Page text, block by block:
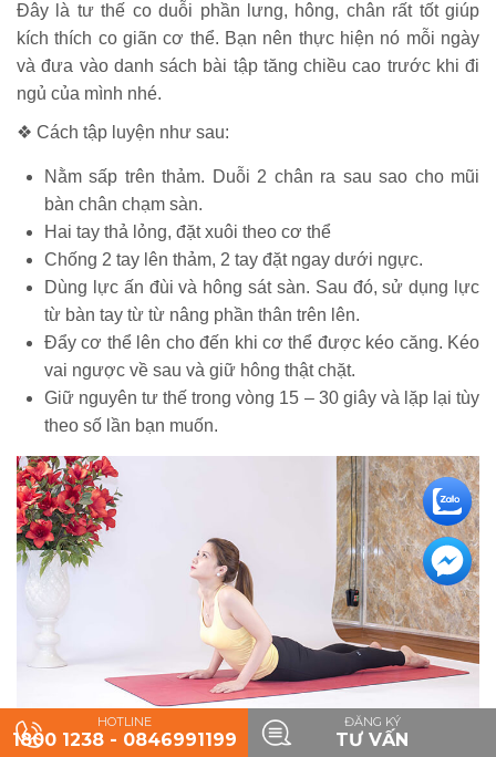
Đây là tư thế co duỗi phần lưng, hông, chân rất tốt giúp
kích thích co giãn cơ thể. Bạn nên thực hiện nó mỗi ngày
và đưa vào danh sách bài tập tăng chiều cao trước khi đi
ngủ của mình nhé.
❖ Cách tập luyện như sau:
Nằm sấp trên thảm. Duỗi 2 chân ra sau sao cho mũi
bàn chân chạm sàn.
Hai tay thả lỏng, đặt xuôi theo cơ thể
Chống 2 tay lên thảm, 2 tay đặt ngay dưới ngực.
Dùng lực ấn đùi và hông sát sàn. Sau đó, sử dụng lực
từ bàn tay từ từ nâng phần thân trên lên.
Đẩy cơ thể lên cho đến khi cơ thể được kéo căng. Kéo
vai ngược về sau và giữ hông thật chặt.
Giữ nguyên tư thế trong vòng 15 – 30 giây và lặp lại tùy
theo số lần bạn muốn.
Tư thế yoga rắn hổ mang rất tốt cho vùng thắt lưng, ngực
HOTLINE
1800 1238 - 0846991199
ĐĂNG KÝ
TƯ VẤN